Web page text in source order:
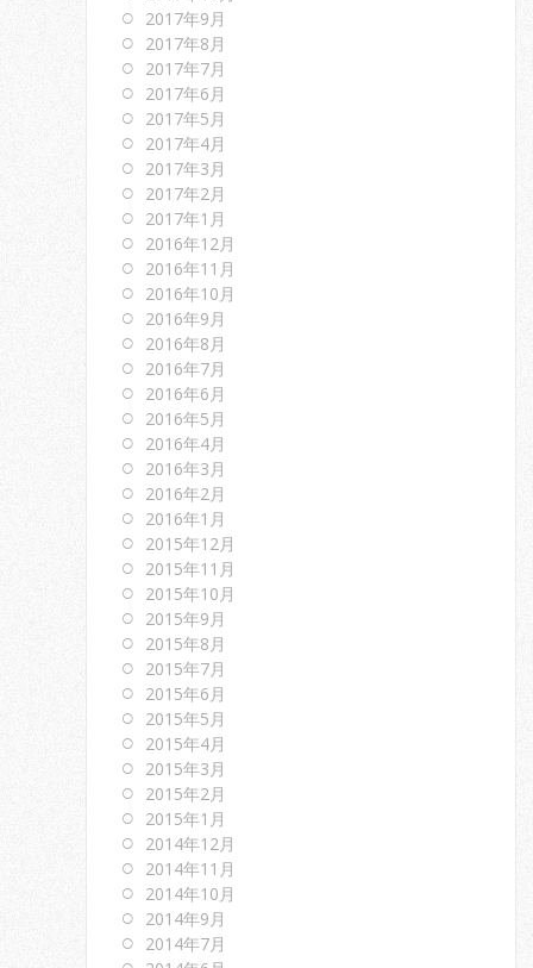
2017年9月
2017年8月
2017年7月
2017年6月
2017年5月
2017年4月
2017年3月
2017年2月
2017年1月
2016年12月
2016年11月
2016年10月
2016年9月
2016年8月
2016年7月
2016年6月
2016年5月
2016年4月
2016年3月
2016年2月
2016年1月
2015年12月
2015年11月
2015年10月
2015年9月
2015年8月
2015年7月
2015年6月
2015年5月
2015年4月
2015年3月
2015年2月
2015年1月
2014年12月
2014年11月
2014年10月
2014年9月
2014年7月